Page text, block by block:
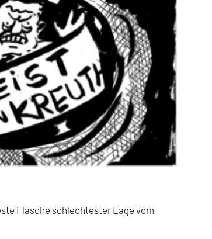
Flasche schlechtester Lage vom